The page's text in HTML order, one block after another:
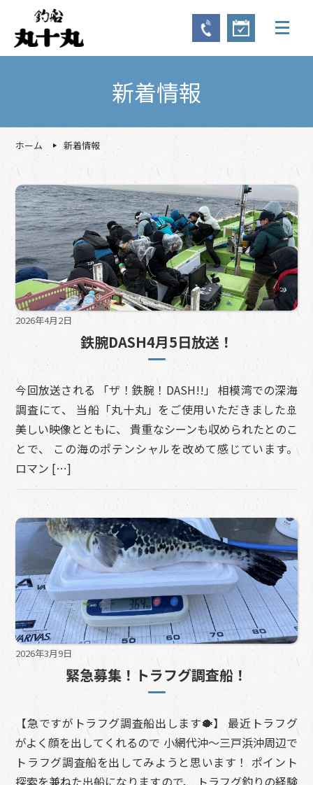
新着情報
ホーム 新着情報
2026年4月2日
鉄腕DASH4月5日放送！
今回放送される 「ザ！鉄腕！DASH!!」 相模湾での深海
調査にて、 当船「丸十丸」をご使用いただきました🚢
美しい映像とともに、 貴重なシーンも収められたとのこ
とで、 この海のポテンシャルを改めて感じています。
ロマン […]
2026年3月9日
緊急募集！トラフグ調査船！
【急ですがトラフグ調査船出します🐡】 最近トラフグ
がよく顔を出してくれるので 小網代沖〜三戸浜沖周辺で
トラフグ調査船を出してみようと思います！ ポイント
探索を兼ねた出船になりますので、 トラフグ釣りの経験